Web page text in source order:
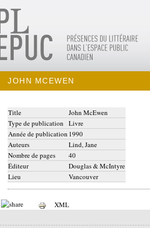
JOHN MCEWEN
Title
John McEwen
Type de publication
Livre
Année de publication 1990
Auteurs
Lind, Jane
Nombre de pages
40
Éditeur
Douglas & McIntyre
Lieu
Vancouver
XML